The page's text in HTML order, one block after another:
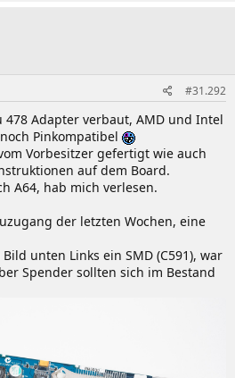
#31.292
478 Adapter verbaut, AMD und Intel
Pinkompatibel
Vorbesitzer gefertigt wie auch
auf dem Board.
A64, hab mich verlesen.
der letzten Wochen, eine
unten Links ein SMD (C591), war
Spender sollten sich im Bestand